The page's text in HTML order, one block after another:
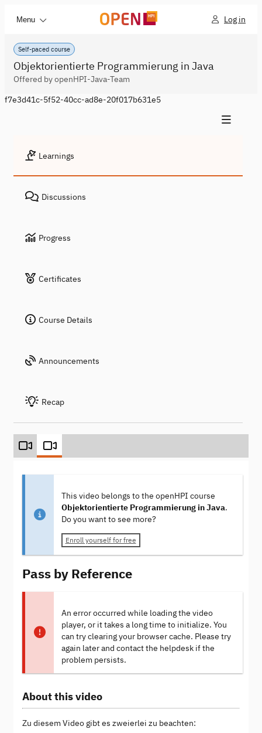
Menu Log in
Self-paced course
Objektorientierte Programmierung in Java
Offered by openHPI-Java-Team
f7e3d41c-5f52-40cc-ad8e-20f017b631e5
Learnings
Discussions
Progress
Certificates
Course Details
Announcements
Recap
This video belongs to the openHPI course
Objektorientierte Programmierung in Java.
Do you want to see more?
Enroll yourself for free
Pass by Reference
An error occurred while loading the video
player, or it takes a long time to initialize. You
can try clearing your browser cache. Please try
again later and contact the helpdesk if the
problem persists.
About this video
Zu diesem Video gibt es zweierlei zu beachten: